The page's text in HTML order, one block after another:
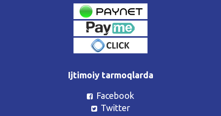
Ijtimoiy tarmoqlarda
Facebook
Twitter